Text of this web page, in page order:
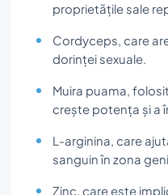
proprietățile sale
Cordyceps, care
dorinței sexuale.
Muira puama,
crește potența și a
L-arginina, care
sanguin în zona
Zinc, care este